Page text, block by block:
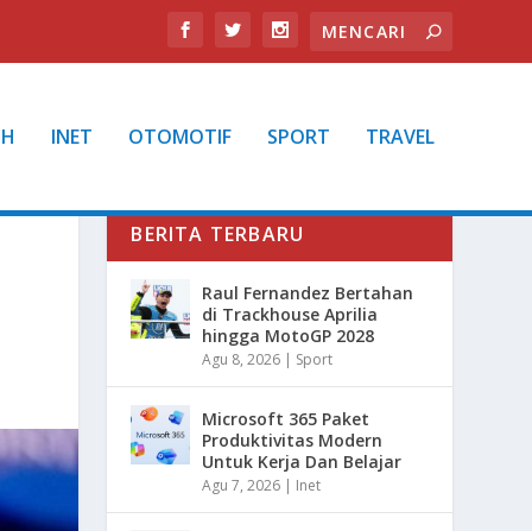
INET OTOMOTIF SPORT TRAVEL
BERITA TERBARU
Raul Fernandez Bertahan
di Trackhouse Aprilia
hingga MotoGP 2028
Agu 8, 2026 | Sport
Microsoft 365 Paket
Produktivitas Modern
Untuk Kerja Dan Belajar
Agu 7, 2026 | Inet